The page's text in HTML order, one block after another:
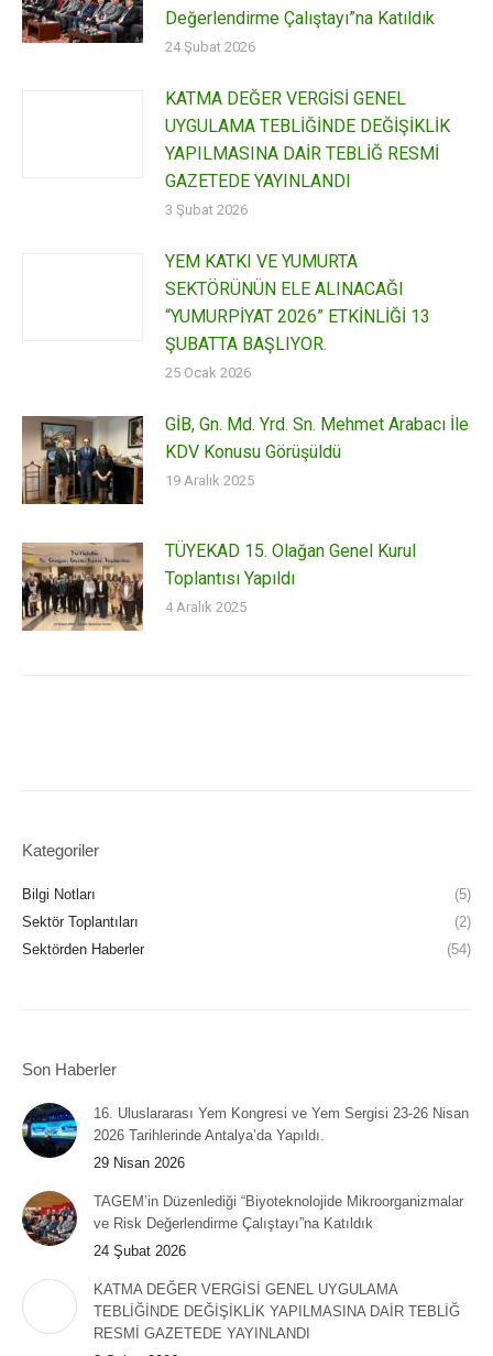
Değerlendirme Çalıştayı”na Katıldık
24 Şubat 2026
KATMA DEĞER VERGİSİ GENEL
UYGULAMA TEBLİĞİNDE DEĞİŞİKLİK
YAPILMASINA DAİR TEBLİĞ RESMİ
GAZETEDE YAYINLANDI
3 Şubat 2026
YEM KATKI VE YUMURTA
SEKTÖRÜNÜN ELE ALINACAĞI
“YUMURPİYAT 2026” ETKİNLİĞİ 13
ŞUBATTA BAŞLIYOR.
25 Ocak 2026
GİB, Gn. Md. Yrd. Sn. Mehmet Arabacı İle
KDV Konusu Görüşüldü
19 Aralık 2025
TÜYEKAD 15. Olağan Genel Kurul
Toplantısı Yapıldı
4 Aralık 2025
Kategoriler
Bilgi Notları
(5)
Sektör Toplantıları
(2)
Sektörden Haberler
(54)
Son Haberler
16. Uluslararası Yem Kongresi ve Yem Sergisi 23-26 Nisan
2026 Tarihlerinde Antalya’da Yapıldı.
29 Nisan 2026
TAGEM’in Düzenlediği “Biyoteknolojide Mikroorganizmalar
ve Risk Değerlendirme Çalıştayı”na Katıldık
24 Şubat 2026
KATMA DEĞER VERGİSİ GENEL UYGULAMA
TEBLİĞİNDE DEĞİŞİKLİK YAPILMASINA DAİR TEBLİĞ
RESMİ GAZETEDE YAYINLANDI